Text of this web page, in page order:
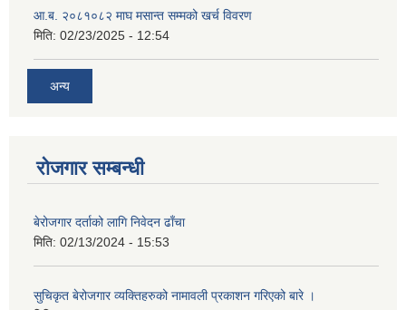
आ.ब. २०८१०८२ माघ मसान्त सम्मको खर्च विवरण
मिति: 02/23/2025 - 12:54
अन्य
रोजगार सम्बन्धी
बेरोजगार दर्ताको लागि निवेदन ढाँचा
मिति: 02/13/2024 - 15:53
सुचिकृत बेरोजगार व्यक्तिहरुको नामावली प्रकाशन गरिएको बारे ।